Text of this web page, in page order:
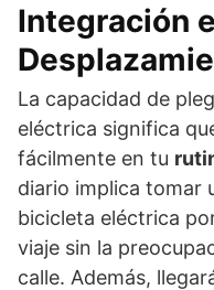
Integración
La capacidad de
eléctrica significa
fácilmente en tu
diario implica tomar
bicicleta eléctrica
viaje sin la
calle. Además,